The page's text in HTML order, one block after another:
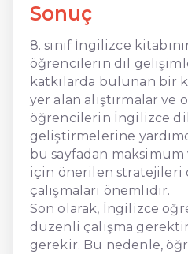
Sonuç
8. sınıf İngilizce
öğrencilerin dil
katkılarda bulunan bir
yer alan alıştırmalar ve
öğrencilerin İngilizce
geliştirmelerine
bu sayfadan
için önerilen stratejileri
çalışmaları önemlidir.
Son olarak, İngilizce
düzenli çalışma
gerekir. Bu nedenle,